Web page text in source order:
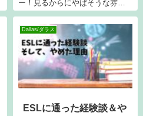
ー！見るからにやばそうな雰囲
気なんですが、店内に入るとさ
誰がお客さんなのだかよく分か
らない感じ。私が注文したおじ
さんはもしかしたら店員ではな
くてお客さん
Dallas/ダラス
ESLに通った経験談＆や